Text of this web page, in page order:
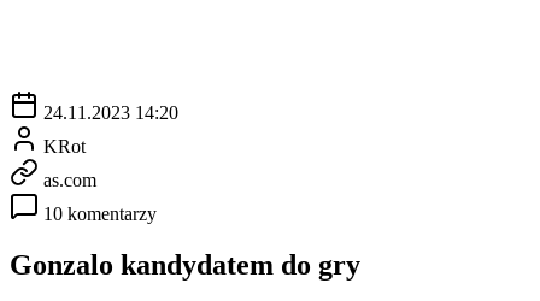
24.11.2023 14:20
KRot
as.com
10 komentarzy
Gonzalo kandydatem do gry